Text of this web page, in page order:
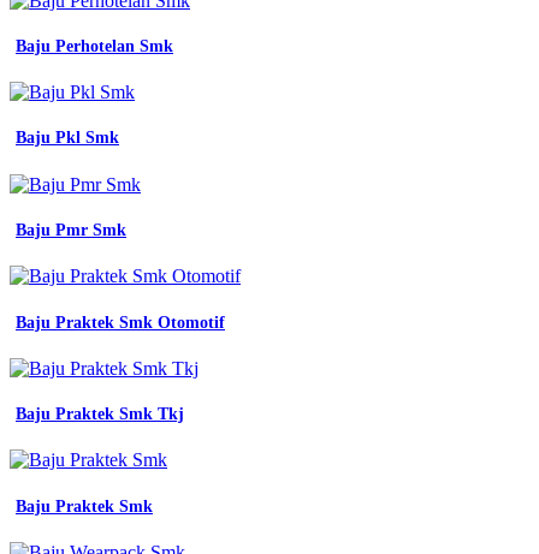
Baju Perhotelan Smk
Baju Pkl Smk
Baju Pmr Smk
Baju Praktek Smk Otomotif
Baju Praktek Smk Tkj
Baju Praktek Smk